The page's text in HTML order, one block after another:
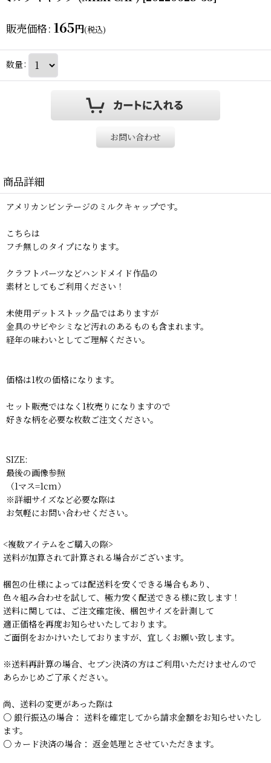
販売価格: 165円(税込)
数量:
お問い合わせ
商品詳細
アメリカンビンテージのミルクキャップです。
こちらは
フチ無しのタイプになります。
クラフトパーツなどハンドメイド作品の
素材としてもご利用ください！
未使用デットストック品ではありますが
金具のサビやシミなど汚れのあるものも含まれます。
経年の味わいとしてご理解ください。
価格は1枚の価格になります。
セット販売ではなく1枚売りになりますので
好きな柄を必要な枚数ご注文ください。
SIZE:
最後の画像参照
（1マス=1cm）
※詳細サイズなど必要な際は
お気軽にお問い合わせください。
<複数アイテムをご購入の際>
送料が加算されて計算される場合がございます。
梱包の仕様によっては配送料を安くできる場合もあり、
色々組み合わせを試して、極力安く配送できる様に致します！
送料に関しては、ご注文確定後、梱包サイズを計測して
適正価格を再度お知らせいたしております。
ご面倒をおかけいたしておりますが、宜しくお願い致します。
※送料再計算の場合、セブン決済の方はご利用いただけませんので
あらかじめご了承ください。
尚、送料の変更があった際は
○ 銀行振込の場合： 送料を確定してから請求金額をお知らせいたし
ます。
○ カード決済の場合： 返金処理とさせていただきます。